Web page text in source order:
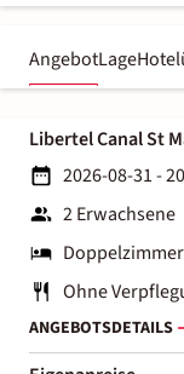
AngebotLage
Libertel Canal St
2026-08-31 -
2 Erwachsene
Ohne
ANGEBOTSDETAILS